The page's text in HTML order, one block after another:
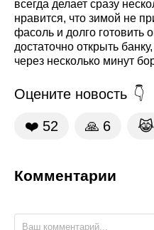
всегда делает сразу
нравится, что зимой не
фасоль и долго
достаточно открыть
через несколько минут
Оцените новость
❤️ 52 🙏 6 😹
Комментарии